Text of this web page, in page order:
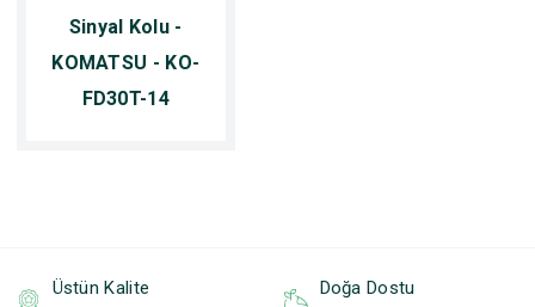
Sinyal Kolu -
KOMATSU - KO-
FD30T-14
Üstün Kalite Doğa Dostu